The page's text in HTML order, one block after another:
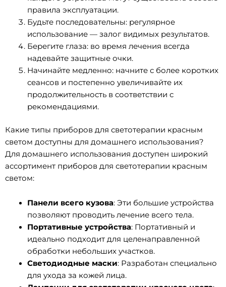
правила эксплуатации.
Будьте последовательны: регулярное
использование — залог видимых результатов.
Берегите глаза: во время лечения всегда
надевайте защитные очки.
Начинайте медленно: начните с более коротких
сеансов и постепенно увеличивайте их
продолжительность в соответствии с
рекомендациями.
Какие типы приборов для светотерапии красным
светом доступны для домашнего использования?
Для домашнего использования доступен широкий
ассортимент приборов для светотерапии красным
светом:
Панели всего кузова: Эти большие устройства
позволяют проводить лечение всего тела.
Портативные устройства: Портативный и
идеально подходит для целенаправленной
обработки небольших участков.
Светодиодные маски: Разработан специально
для ухода за кожей лица.